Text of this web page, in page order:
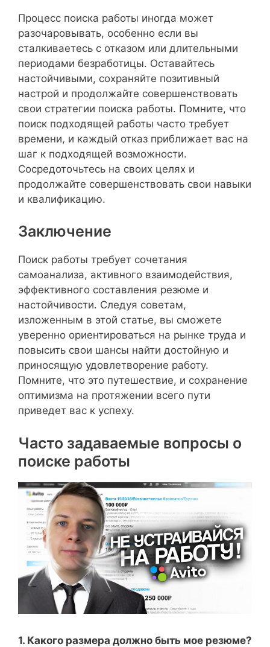
Процесс поиска работы иногда может
разочаровывать, особенно если вы
сталкиваетесь с отказом или длительными
периодами безработицы. Оставайтесь
настойчивыми, сохраняйте позитивный
настрой и продолжайте совершенствовать
свои стратегии поиска работы. Помните, что
поиск подходящей работы часто требует
времени, и каждый отказ приближает вас на
шаг к подходящей возможности.
Сосредоточьтесь на своих целях и
продолжайте совершенствовать свои навыки
и квалификацию.
Заключение
Поиск работы требует сочетания
самоанализа, активного взаимодействия,
эффективного составления резюме и
настойчивости. Следуя советам,
изложенным в этой статье, вы сможете
уверенно ориентироваться на рынке труда и
повысить свои шансы найти достойную и
приносящую удовлетворение работу.
Помните, что это путешествие, и сохранение
оптимизма на протяжении всего пути
приведет вас к успеху.
Часто задаваемые вопросы о
поиске работы
1. Какого размера должно быть мое резюме?